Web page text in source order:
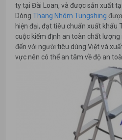
ty tại Đài Loan, và được sản xuất
Dòng Thang Nhôm Tungshing
hiện đại, đạt tiêu chuẩn xuất khẩu
cuộc kiểm định an toàn chất
đến với người tiêu dùng Việt và
vực nên có thể an tâm về độ an